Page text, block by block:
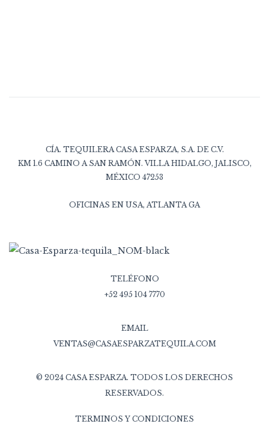
CÍA. TEQUILERA CASA ESPARZA, S.A. DE C.V.
KM 1.6 CAMINO A SAN RAMÓN. VILLA HIDALGO, JALISCO,
MÉXICO 47253
OFICINAS EN USA, ATLANTA GA
TELÉFONO
+52 495 104 7770
EMAIL
VENTAS@CASAESPARZATEQUILA.COM
© 2024 CASA ESPARZA. TODOS LOS DERECHOS
RESERVADOS.
TERMINOS Y CONDICIONES